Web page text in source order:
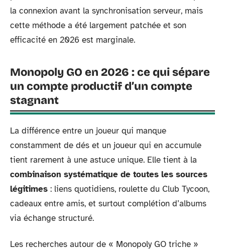
la connexion avant la synchronisation serveur, mais
cette méthode a été largement patchée et son
efficacité en 2026 est marginale.
Monopoly GO en 2026 : ce qui sépare
un compte productif d’un compte
stagnant
La différence entre un joueur qui manque
constamment de dés et un joueur qui en accumule
tient rarement à une astuce unique. Elle tient à la
combinaison systématique de toutes les sources
légitimes : liens quotidiens, roulette du Club Tycoon,
cadeaux entre amis, et surtout complétion d’albums
via échange structuré.
Les recherches autour de « Monopoly GO triche »